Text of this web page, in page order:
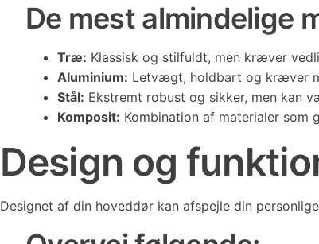
De mest almindelige
Træ: Klassisk og stilfuldt, men kræver
Aluminium: Letvægt, holdbart og kræver
Stål: Ekstremt robust og sikker, men kan
Komposit: Kombination af materialer
Design og
Designet af din hoveddør kan afspejle din